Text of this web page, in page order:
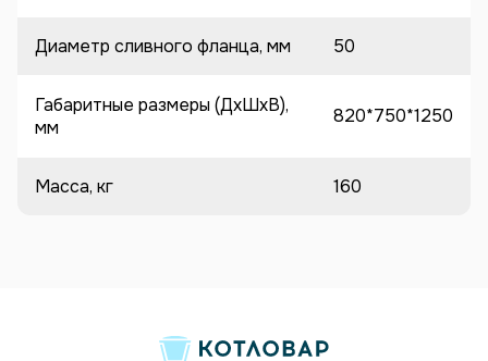
Диаметр сливного фланца, мм 50
Габаритные размеры (ДхШхВ),
мм
820*750*1250
Масса, кг 160